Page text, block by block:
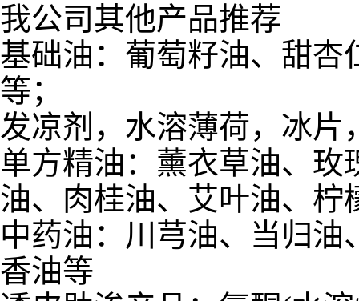
我公司其他产品推荐
基础油：葡萄籽油、甜杏
等；
发凉剂，水溶薄荷，冰片
单方精油：薰衣草油、
油、肉桂油、艾叶油、柠
中药油：川芎油、当归
香油等